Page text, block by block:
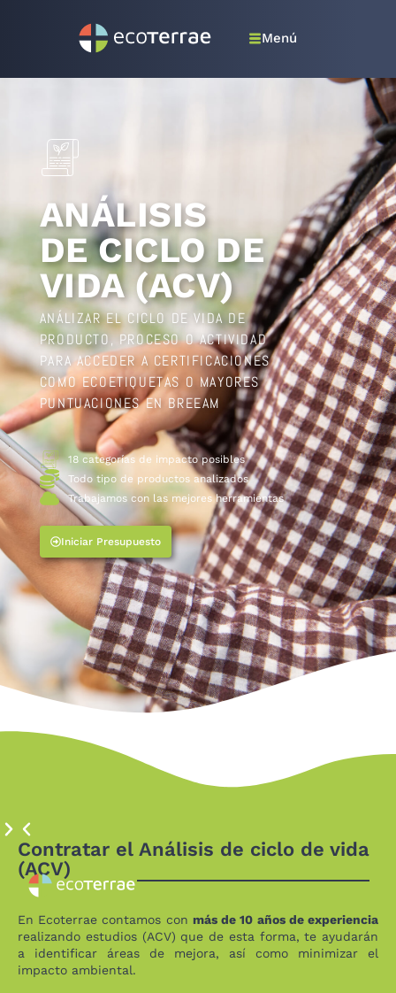
Menú
ANÁLISIS
DE CICLO DE
VIDA (ACV)
ANÁLIZAR EL CICLO DE VIDA DE
PRODUCTO, PROCESO O ACTIVIDAD
PARA ACCEDER A CERTIFICACIONES
COMO ECOETIQUETAS O MAYORES
PUNTUACIONES EN BREEAM
18 categorías de impacto posibles
Todo tipo de productos analizados
Trabajamos con las mejores herramientas
Iniciar Presupuesto
Contratar el Análisis de ciclo de vida
(ACV)
En Ecoterrae contamos con más de 10 años de experiencia
realizando estudios (ACV) que de esta forma, te ayudarán
a identificar áreas de mejora, así como minimizar el
impacto ambiental.